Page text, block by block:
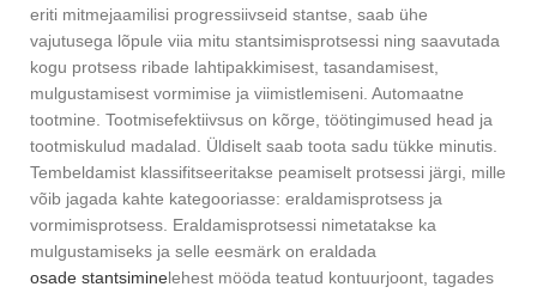
eriti mitmejaamilisi progressiivseid stantse, saab ühe
vajutusega lõpule viia mitu stantsimisprotsessi ning saavutada
kogu protsess ribade lahtipakkimisest, tasandamisest,
mulgustamisest vormimise ja viimistlemiseni. Automaatne
tootmine. Tootmisefektiivsus on kõrge, töötingimused head ja
tootmiskulud madalad. Üldiselt saab toota sadu tükke minutis.
Tembeldamist klassifitseeritakse peamiselt protsessi järgi, mille
võib jagada kahte kategooriasse: eraldamisprotsess ja
vormimisprotsess. Eraldamisprotsessi nimetatakse ka
mulgustamiseks ja selle eesmärk on eraldada
osade stantsiminelehest mööda teatud kontuurjoont, tagades